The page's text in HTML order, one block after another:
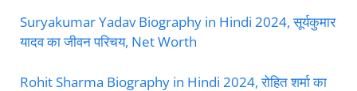
Suryakumar Yadav Biography in Hindi 2024, सूर्यकुमार
यादव का जीवन परिचय, Net Worth
Rohit Sharma Biography in Hindi 2024, रोहित शर्मा का